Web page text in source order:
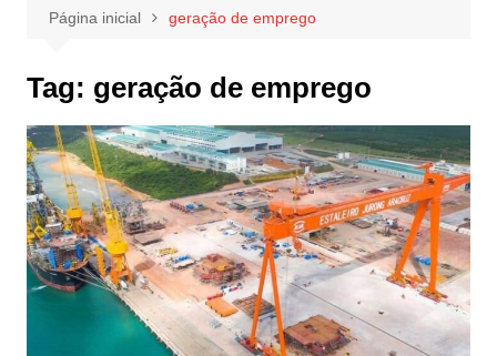
Página inicial geração de emprego
Tag: geração de emprego